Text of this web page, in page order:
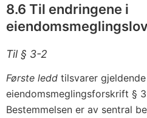
8.6 Til endringene i
Til § 3-2
Første ledd tilsvarer gjeldende
eiendomsmeglingsforskrift §
Bestemmelsen er av sentral